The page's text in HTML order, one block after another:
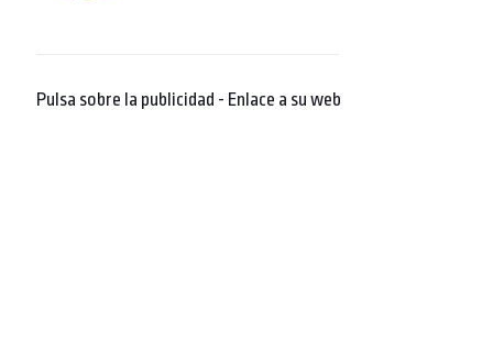
Pulsa sobre la publicidad - Enlace a su web